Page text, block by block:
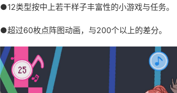
●12类型按中上若干样子丰富性的小游戏与任务。
●超过60枚点阵图动画，与200个以上的差分。